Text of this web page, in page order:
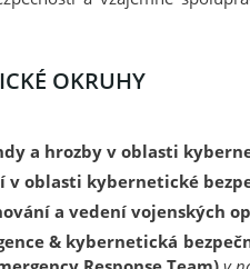
OKRUHY
a hrozby v oblasti
v oblasti kybernetické
a vedení vojenských
& kybernetická